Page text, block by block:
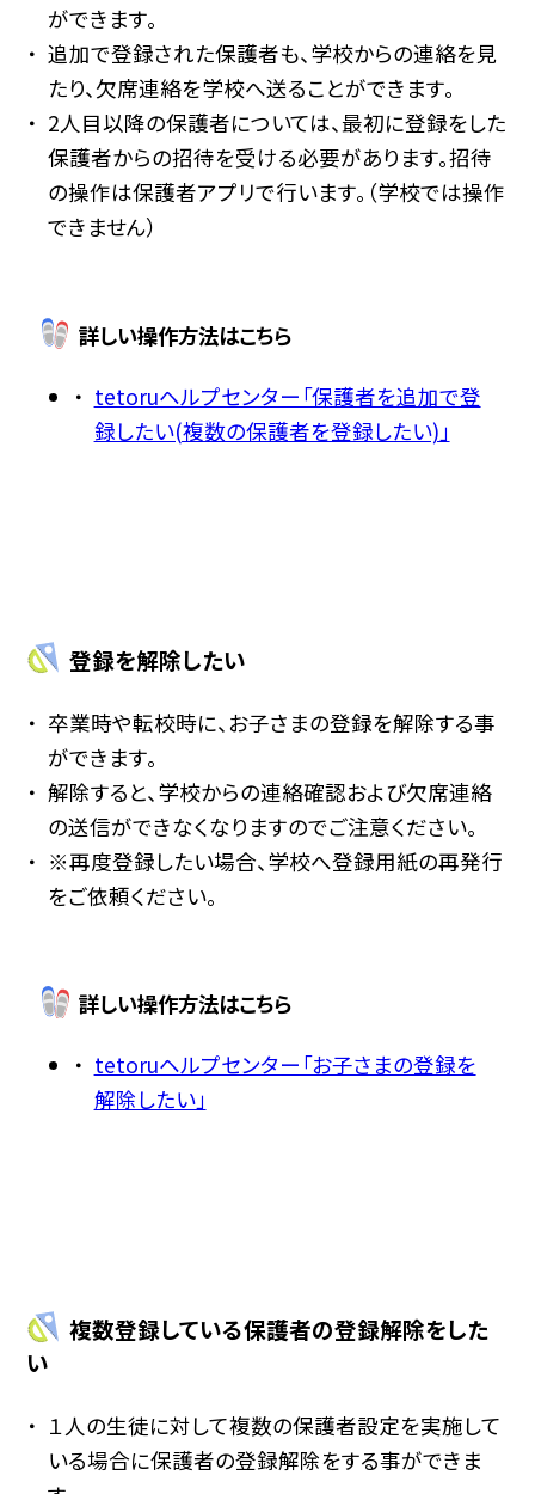
ができます。
追加で登録された保護者も、学校からの連絡を見
たり、欠席連絡を学校へ送ることができます。
2人目以降の保護者については、最初に登録をした
保護者からの招待を受ける必要があります。招待
の操作は保護者アプリで行います。（学校では操作
できません）
詳しい操作方法はこちら
tetoruヘルプセンター「保護者を追加で登
録したい(複数の保護者を登録したい)」
登録を解除したい
卒業時や転校時に、お子さまの登録を解除する事
ができます。
解除すると、学校からの連絡確認および欠席連絡
の送信ができなくなりますのでご注意ください。
※再度登録したい場合、学校へ登録用紙の再発行
をご依頼ください。
詳しい操作方法はこちら
tetoruヘルプセンター「お子さまの登録を
解除したい」
複数登録している保護者の登録解除をした
い
１人の生徒に対して複数の保護者設定を実施して
いる場合に保護者の登録解除をする事ができま